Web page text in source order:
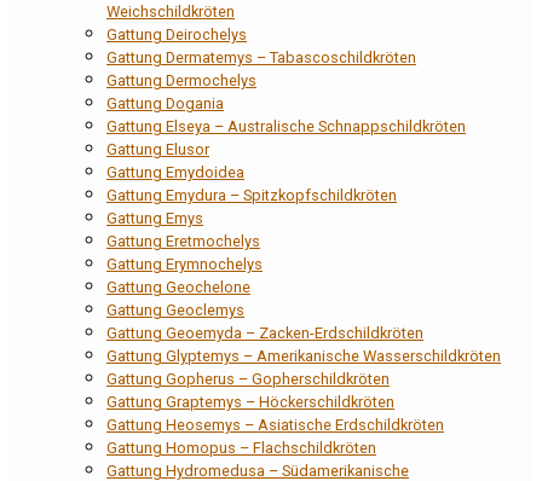
Weichschildkröten
Gattung Deirochelys
Gattung Dermatemys – Tabascoschildkröten
Gattung Dermochelys
Gattung Dogania
Gattung Elseya – Australische Schnappschildkröten
Gattung Elusor
Gattung Emydoidea
Gattung Emydura – Spitzkopfschildkröten
Gattung Emys
Gattung Eretmochelys
Gattung Erymnochelys
Gattung Geochelone
Gattung Geoclemys
Gattung Geoemyda – Zacken-Erdschildkröten
Gattung Glyptemys – Amerikanische Wasserschildkröten
Gattung Gopherus – Gopherschildkröten
Gattung Graptemys – Höckerschildkröten
Gattung Heosemys – Asiatische Erdschildkröten
Gattung Homopus – Flachschildkröten
Gattung Hydromedusa – Südamerikanische